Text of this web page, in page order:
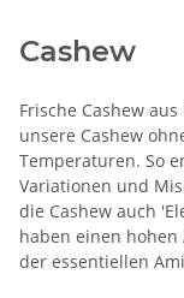
Cashew
Frische Cashew
unsere Cashew
Temperaturen. So
Variationen und
die Cashew auch
haben einen
der essentiellen